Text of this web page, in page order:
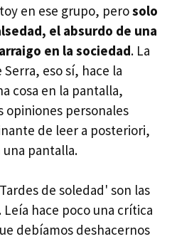
en ese grupo, perosolo
el absurdo de una
en la sociedad. La
eso sí, hace la
cosa en la pantalla,
opiniones personales
de leer a posteriori,
pantalla.
de soledad' son las
hace poco una crítica
debíamos deshacernos